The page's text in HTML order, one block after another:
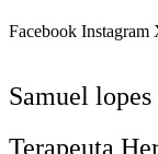
Facebook Instagram
Samuel
Terapeuta